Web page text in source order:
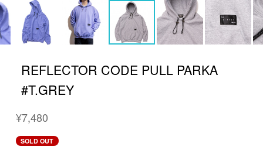
REFLECTOR CODE PULL PARKA
#T.GREY
¥7,480
SOLD OUT